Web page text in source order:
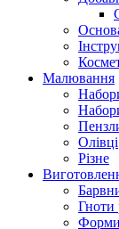
Малювання
Олівці
Різне
Гноти
Форми